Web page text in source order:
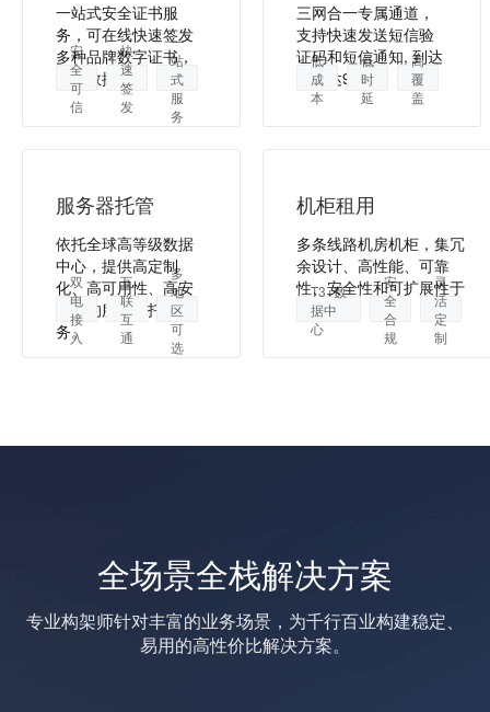
一站式安全证书服
务，可在线快速签发
多种品牌数字证书，
保障数据安全
安
全
可
信
快
速
签
发
一
站
式
服
务
三网合一专属通道，
支持快速发送短信验
证码和短信通知, 到达
率高达99%。
低
成
本
低
时
延
高
覆
盖
服务器托管
依托全球高等级数据
中心，提供高定制
化、高可用性、高安
全性的服务器托管服
务。
双
电
接
入
互
联
互
通
多
地
区
可
选
机柜租用
多条线路机房机柜，集冗
余设计、高性能、可靠
性、安全性和可扩展性于
一身。
T3+数
据中
心
安
全
合
规
灵
活
定
制
全场景全栈解决方案
专业构架师针对丰富的业务场景，为千行百业构建稳定、
易用的高性价比解决方案。